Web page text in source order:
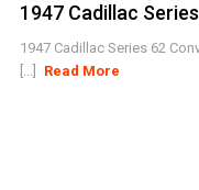
1947 Cadillac
1947 Cadillac Series 62
[...]
Read More